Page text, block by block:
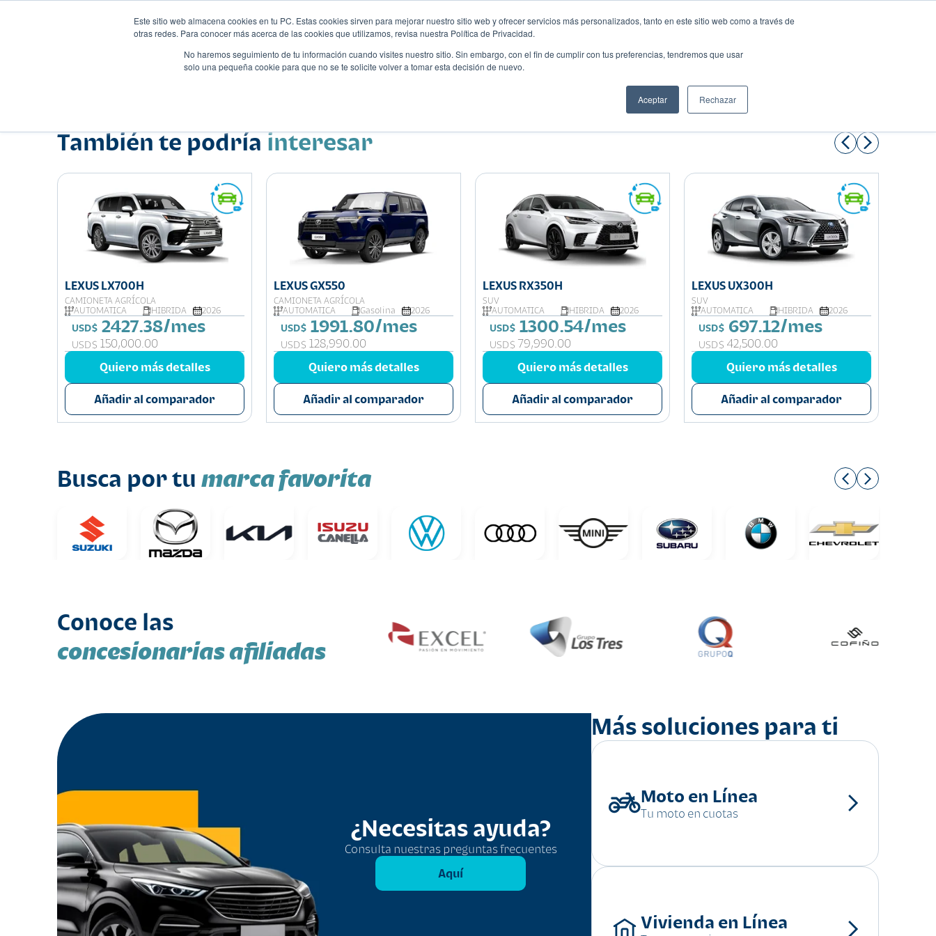
Este sitio web almacena cookies en tu PC. Estas cookies sirven para mejorar nuestro sitio web y ofrecer servicios más personalizados, tanto en este sitio web como a través de
otras redes. Para conocer más acerca de las cookies que utilizamos, revisa nuestra Política de Privacidad.
No haremos seguimiento de tu información cuando visites nuestro sitio. Sin embargo, con el fin de cumplir con tus preferencias, tendremos que usar
solo una pequeña cookie para que no se te solicite volver a tomar esta decisión de nuevo.
Aceptar Rechazar
Compartir:
También te podría interesar
LEXUS LX700H
CAMIONETA AGRÍCOLA
AUTOMATICA
HIBRIDA 2026
USD$ 2427.38/mes
USD$ 150,000.00
Quiero más detalles
Añadir al comparador
LEXUS GX550
CAMIONETA AGRÍCOLA
AUTOMATICA
Gasolina 2026
USD$ 1991.80/mes
USD$ 128,990.00
Quiero más detalles
Añadir al comparador
LEXUS RX350H
SUV
AUTOMATICA
HIBRIDA 2026
USD$ 1300.54/mes
USD$ 79,990.00
Quiero más detalles
Añadir al comparador
LEXUS UX300H
SUV
AUTOMATICA
HIBRIDA 2026
USD$ 697.12/mes
USD$ 42,500.00
Quiero más detalles
Añadir al comparador
Busca por tu marca favorita
Conoce las
concesionarias afiliadas
¿Necesitas ayuda?
Consulta nuestras preguntas frecuentes
Aquí
Más soluciones para ti
Moto en Línea
Tu moto en cuotas
Vivienda en Línea